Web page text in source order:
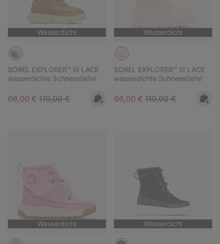
Wasserdicht
SOREL EXPLORER™ III LACE
wasserdichte Schneestiefel
Sale price:
66,00 € Regular price:
110,00 €
Wasserdicht
SOREL EXPLORER™ III LACE
wasserdichte Schneestiefel
Sale price:
66,00 € Regular price:
110,00 €
Wasserdicht Wasserdicht